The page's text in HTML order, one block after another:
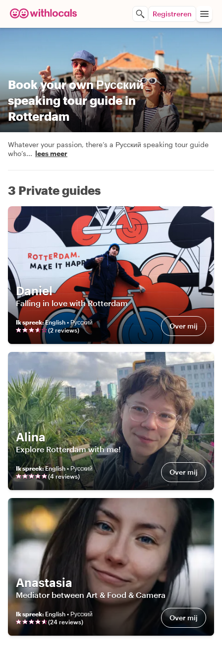
Registreren
Book your own Русский
speaking tour guide in
Rotterdam
Whatever your passion, there’s a Русский speaking tour guide
who’s... lees meer
3 Private guides
Daniel
Falling in love with Rotterdam
Ik spreek:English • Русский
(2 reviews) Over mij
Alina
Explore Rotterdam with me!
Ik spreek:English • Русский
(4reviews) Over mij
Anastasia
Mediator between Art & Food & Camera
Ik spreek: English • Русский
(24 reviews) Over mij